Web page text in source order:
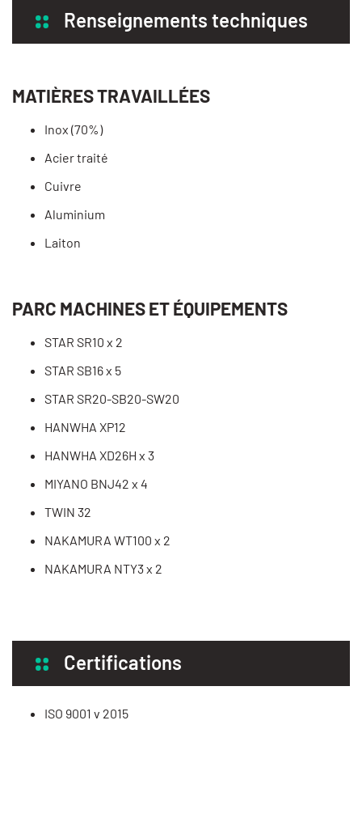
Renseignements techniques
MATIÈRES TRAVAILLÉES
Inox (70%)
Acier traité
Cuivre
Aluminium
Laiton
PARC MACHINES ET ÉQUIPEMENTS
STAR SR10 x 2
STAR SB16 x 5
STAR SR20-SB20-SW20
HANWHA XP12
HANWHA XD26H x 3
MIYANO BNJ42 x 4
TWIN 32
NAKAMURA WT100 x 2
NAKAMURA NTY3 x 2
Certifications
ISO 9001 v 2015